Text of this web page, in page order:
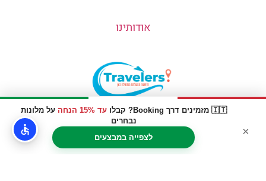
🇮🇹 מזמינים דרך Booking? קבלו עד 15% הנחה
על מלונות
נבחרים
לצפייה במבצעים
×
אודותינו
האתר הינו אתר המלצות מטיילים © כל הזכויות שמורות לסוכנות
TRAVELERS.CO.IL